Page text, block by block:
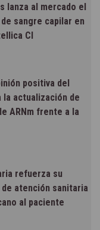
lanza al mercado el
sangre capilar en
CI
positiva del
la actualización de
ARNm frente a la
refuerza su
atención sanitaria
al paciente